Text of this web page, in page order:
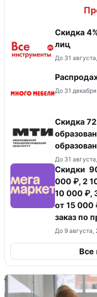
Скидка
лиц
До 31
До 31
Скидка
До 31
Скидки
000 ₽, 2
10 000 ₽,
от 15 000 ₽ на товары на один
заказ по
До 9 августа,
Все